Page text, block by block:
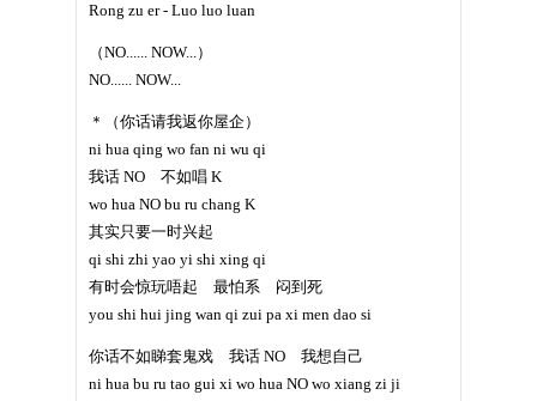
Rong zu er - Luo luo luan
（NO...... NOW...）
NO...... NOW...
＊（你话请我返你屋企）
ni hua qing wo fan ni wu qi
我话 NO 不如唱 K
wo hua NO bu ru chang K
其实只要一时兴起
qi shi zhi yao yi shi xing qi
有时会惊玩唔起 最怕系 闷到死
you shi hui jing wan qi zui pa xi men dao si
你话不如睇套鬼戏 我话 NO 我想自己
ni hua bu ru tao gui xi wo hua NO wo xiang zi ji